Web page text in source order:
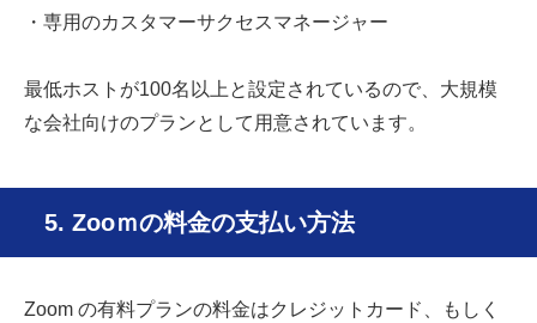
・専用のカスタマーサクセスマネージャー
最低ホストが100名以上と設定されているので、大規模
な会社向けのプランとして用意されています。
5. Zooｍの料金の支払い方法
Zoom の有料プランの料金はクレジットカード、もしく